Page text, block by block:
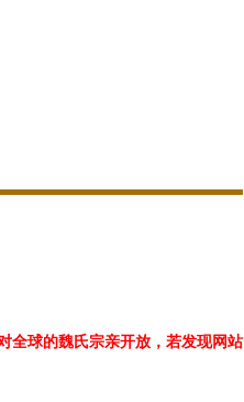
全球的魏氏宗亲开放，若发现网站